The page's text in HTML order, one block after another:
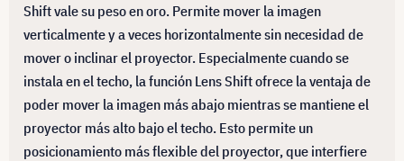
Shift vale su peso en oro. Permite mover la imagen
verticalmente y a veces horizontalmente sin necesidad de
mover o inclinar el proyector. Especialmente cuando se
instala en el techo, la función Lens Shift ofrece la ventaja de
poder mover la imagen más abajo mientras se mantiene el
proyector más alto bajo el techo. Esto permite un
posicionamiento más flexible del proyector, que interfiere